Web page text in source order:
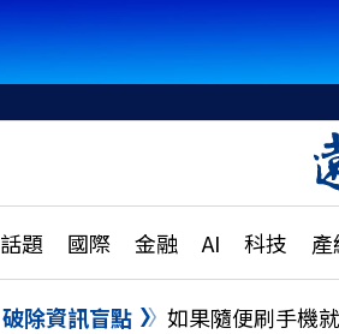
話題 國際 金融 AI 科技 產
話題
國際
破除資訊盲點 如果隨便刷手機